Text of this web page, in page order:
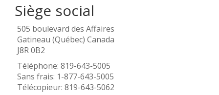
Siège social
505 boulevard des Affaires
Gatineau (Québec) Canada
J8R 0B2
Téléphone: 819-643-5005
Sans frais: 1-877-643-5005
Télécopieur: 819-643-5062